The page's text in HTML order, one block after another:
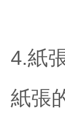
4.紙
紙張